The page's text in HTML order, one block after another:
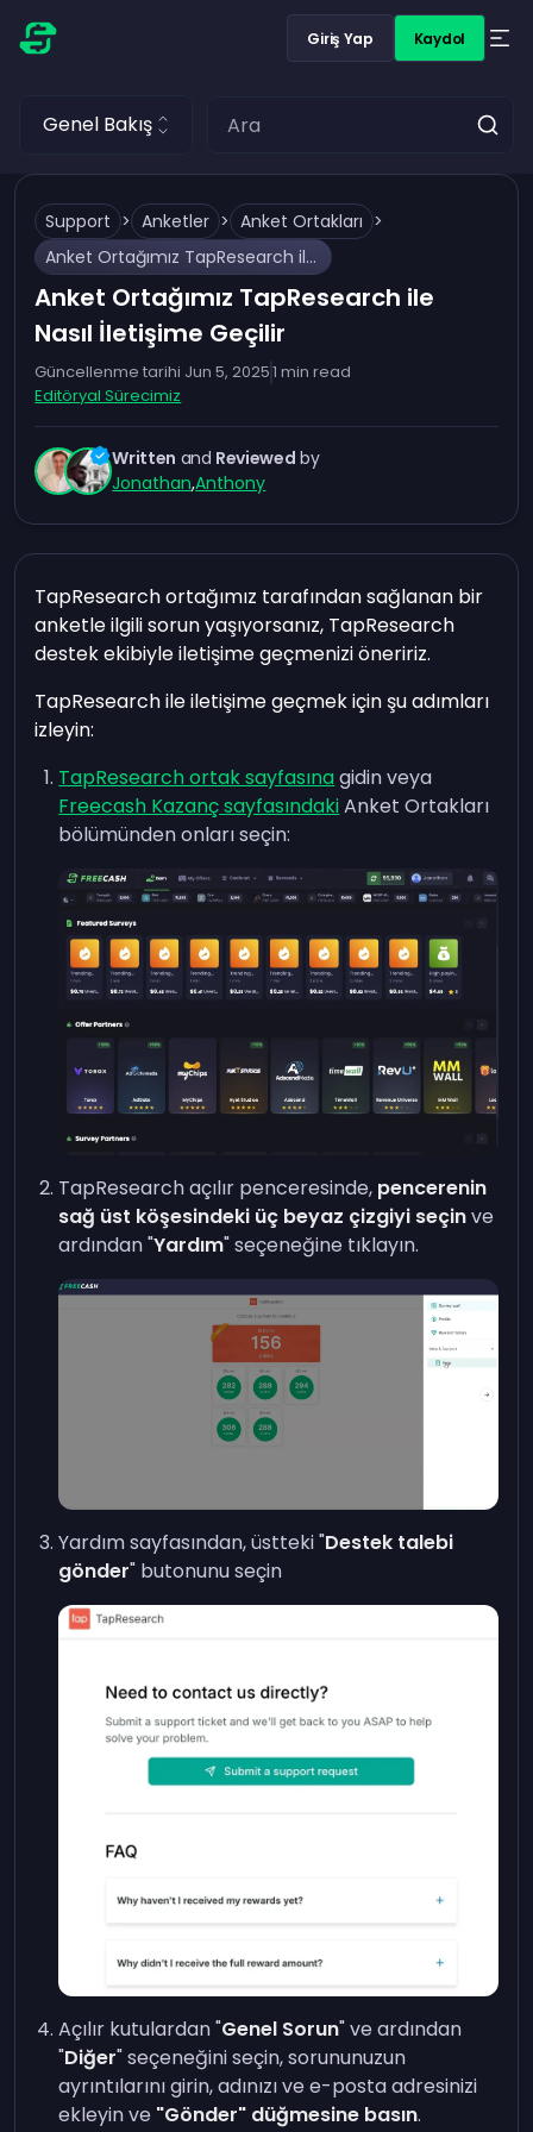
Giriş Yap Kaydol
Genel Bakış
Support > Anketler > Anket Ortakları >
Anket Ortağımız TapResearch ile Nasıl İletişime Geçilir
Anket Ortağımız TapResearch ile
Nasıl İletişime Geçilir
Güncellenme tarihi Jun 5, 20251 min read
Editöryal Sürecimiz
Written and Reviewed by
Jonathan,Anthony
TapResearch ortağımız tarafından sağlanan bir
anketle ilgili sorun yaşıyorsanız, TapResearch
destek ekibiyle iletişime geçmenizi öneririz.
TapResearch ile iletişime geçmek için şu adımları
izleyin:
TapResearch ortak sayfasınagidin veya
Freecash Kazanç sayfasındakiAnket Ortakları
bölümünden onları seçin:
TapResearch açılır penceresinde, pencerenin
sağ üst köşesindeki üç beyaz çizgiyi seçinve
ardından "Yardım" seçeneğine tıklayın.
Yardım sayfasından, üstteki "Destek talebi
gönder" butonunu seçin
Açılır kutulardan "Genel Sorun" ve ardından
"Diğer" seçeneğini seçin, sorununuzun
ayrıntılarını girin, adınızı ve e-posta adresinizi
ekleyin ve "Gönder" düğmesine basın.